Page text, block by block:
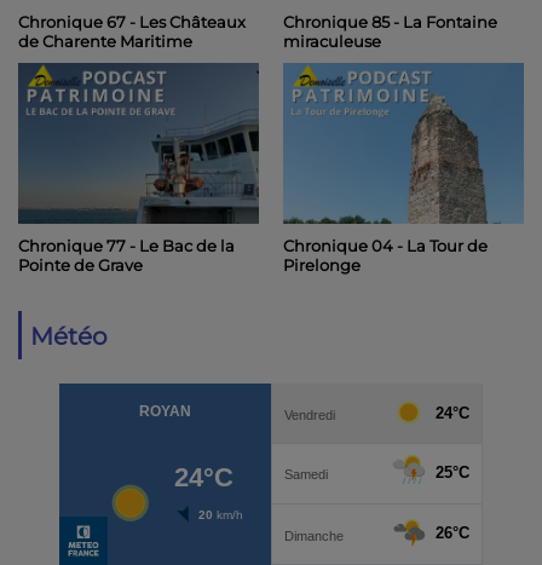
Chronique 67 - Les Châteaux
de Charente Maritime
Chronique 77 - Le Bac de la
Pointe de Grave
Chronique 85 - La Fontaine
miraculeuse
Chronique 04 - La Tour de
Pirelonge
Météo